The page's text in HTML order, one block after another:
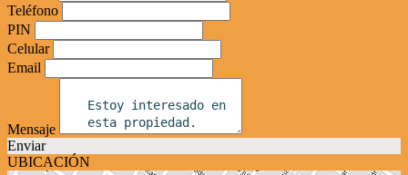
Teléfono
PIN
Celular
Email
Mensaje
Enviar
UBICACIÓN